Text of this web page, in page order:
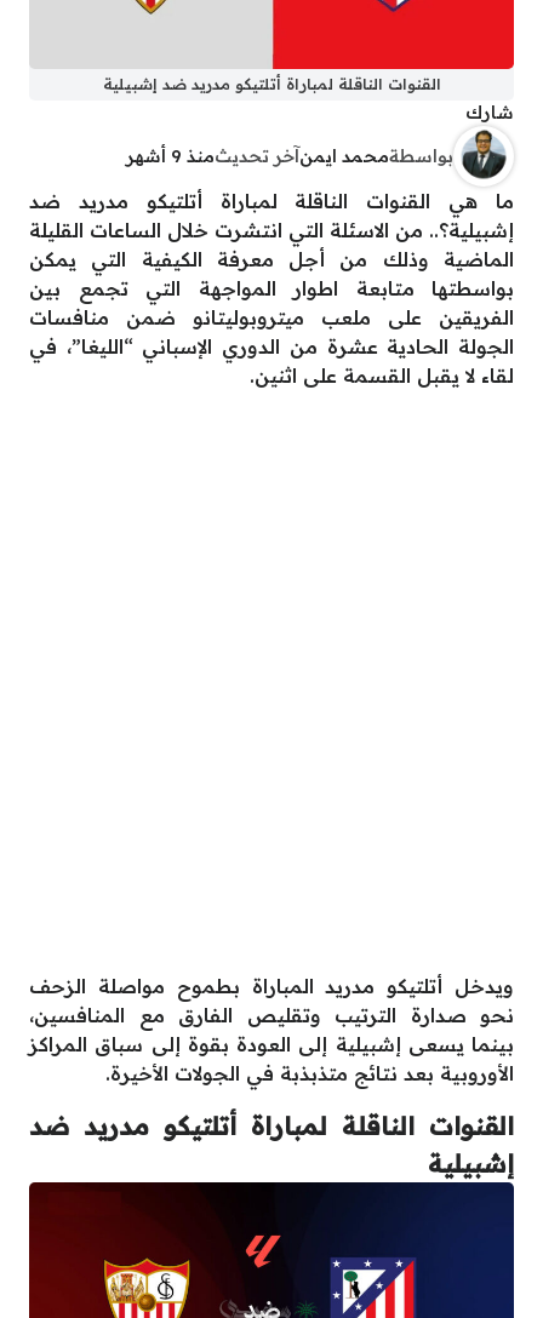
القنوات الناقلة لمباراة أتلتيكو مدريد ضد إشبيلية
شارك
بواسطةمحمد ايمنآخر تحديثمنذ 9 أشهر
ما هي القنوات الناقلة لمباراة أتلتيكو مدريد ضد
إشبيلية؟.. من الاسئلة التي انتشرت خلال الساعات القليلة
الماضية وذلك من أجل معرفة الكيفية التي يمكن
بواسطتها متابعة اطوار المواجهة التي تجمع بين
الفريقين على ملعب ميتروبوليتانو ضمن منافسات
الجولة الحادية عشرة من الدوري الإسباني “الليغا”، في
لقاء لا يقبل القسمة على اثنين.
ويدخل أتلتيكو مدريد المباراة بطموح مواصلة الزحف
نحو صدارة الترتيب وتقليص الفارق مع المنافسين،
بينما يسعى إشبيلية إلى العودة بقوة إلى سباق المراكز
الأوروبية بعد نتائج متذبذبة في الجولات الأخيرة.
القنوات الناقلة لمباراة أتلتيكو مدريد ضد
إشبيلية